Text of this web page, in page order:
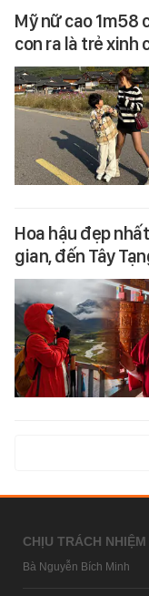
Mỹ nữ cao 1m58
con ra là trẻ xinh
Hoa hậu đẹp
gian, đến Tây
CHỊU TRÁCH
Bà Nguyễn Bích Minh